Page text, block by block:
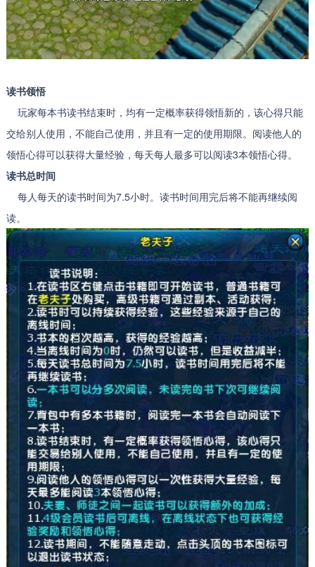
读书领悟
玩家每本书读书结束时，均有一定概率获得领悟新的，该心得只能
交给别人使用，不能自己使用，并且有一定的使用期限。阅读他人的
领悟心得可以获得大量经验，每天每人最多可以阅读3本领悟心得。
读书总时间
每人每天的读书时间为7.5小时。读书时间用完后将不能再继续阅
读。